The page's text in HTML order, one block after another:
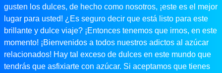
gusten los dulces, de hecho como nosotros, ¡este es el mejor
lugar para usted! ¿Es seguro decir que está listo para este
brillante y dulce viaje? ¡Entonces tenemos que irnos, en este
momento! ¡Bienvenidos a todos nuestros adictos al azúcar
relacionados! Hay tal exceso de dulces en este mundo que
tendrás que asfixiarte con azúcar. Si aceptamos que tienes